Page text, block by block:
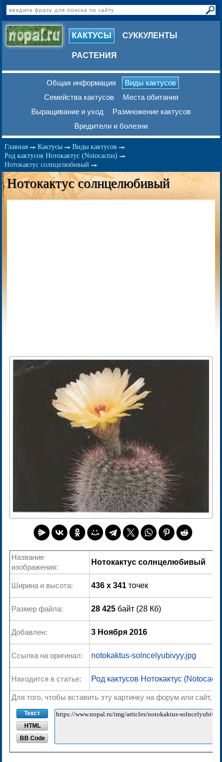
КАКТУСЫ СУККУЛЕНТЫ
РАСТЕНИЯ
Общая информация
Виды кактусов
Семейства кактусов
Места обитания
Выращивание и уход
Размножение кактусов
Вредители и болезни
Главная Кактусы
Виды кактусов
Род кактусов Нотокактус (Notocactus)
Нотокактус солнцелюбивый
Нотокактус солнцелюбивый
Название
изображения:
Нотокактус солнцелюбивый
Ширина и высота: 436 x 341 точек
Размер файла: 28 425 байт (28 Кб)
Добавлен: 3 Ноября 2016
Ссылка на оригинал: notokaktus-solncelyubivyy.jpg
Находится в статье: Род кактусов Нотокактус
Для того, чтобы вставить эту картинку на форум или сайт,
Текст
HTML
BB Code